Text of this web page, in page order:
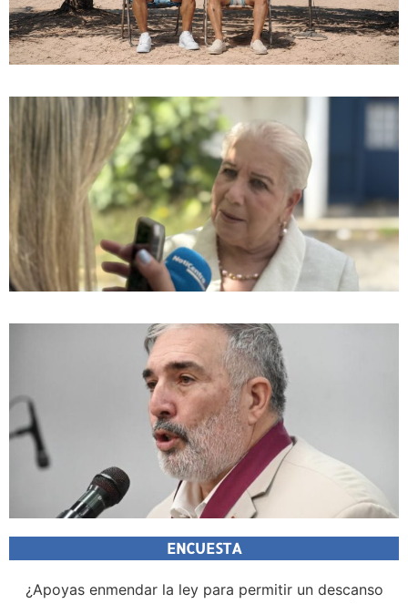
ENCUESTA
¿Apoyas enmendar la ley para permitir un descanso